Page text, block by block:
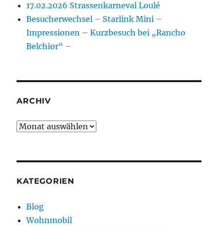
17.02.2026 Strassenkarneval Loulé
Besucherwechsel – Starlink Mini –
Impressionen – Kurzbesuch bei „Rancho
Belchior“ –
ARCHIV
Archiv
KATEGORIEN
Blog
Wohnmobil